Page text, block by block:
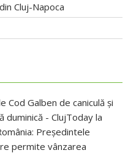
Cluj-Napoca
Cod Galben de caniculă și
duminică - ClujToday la
Președintele
permite vânzarea